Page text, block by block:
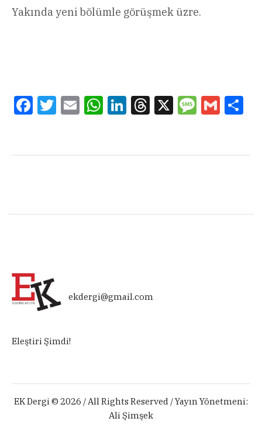
Yakında yeni bölümle görüşmek üzre.
FacebookTwitterEmail WhatsAppLinkedInThreads
X Message
Gmail
ekdergi@gmail.com
Eleştiri Şimdi!
EK Dergi © 2026 / All Rights Reserved / Yayın Yönetmeni:
Ali Şimşek